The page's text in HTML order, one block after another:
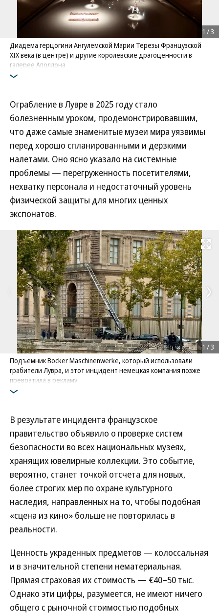
Диадема герцогини Ангулемской Марии Терезы Французской
XIX века (в центре) и другие королевские драгоценности в
галерее Аполлона
Фото: Courtesy of the Louvre
1 /3
Ограбление в Лувре в 2025 году стало
болезненным уроком, продемонстрировавшим,
что даже самые знаменитые музеи мира уязвимы
перед хорошо спланированными и дерзкими
налетами. Оно ясно указало на системные
проблемы — перегруженность посетителями,
нехватку персонала и недостаточный уровень
физической защиты для многих ценных
экспонатов.
Развернуть
Подъемник Bocker Maschinenwerke, который использовали
грабители Лувра, и этот инцидент немецкая компания позже
превратила в рекламу
Фото: Alexander Turnbull / AP
1 /3
В результате инцидента французское
правительство объявило о проверке систем
безопасности во всех национальных музеях,
хранящих ювелирные коллекции. Это событие,
вероятно, станет точкой отсчета для новых,
более строгих мер по охране культурного
наследия, направленных на то, чтобы подобная
«сцена из кино» больше не повторилась в
реальности.
Ценность украденных предметов — колоссальная
и в значительной степени нематериальная.
Прямая страховая их стоимость — €40–50 тыс.
Однако эти цифры, разумеется, не имеют ничего
общего с рыночной стоимостью подобных